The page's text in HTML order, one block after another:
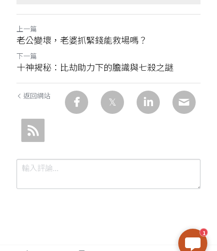
上一篇
老公變壞，老婆抓緊錢能救場嗎？
下一篇
十神揭秘：比劫助力下的膽識與七殺之謎
返回網站
1